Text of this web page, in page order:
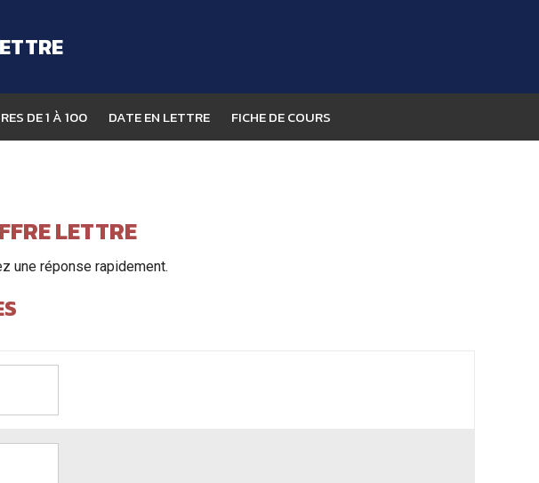
DE 1 À 100 DATE EN LETTRE FICHE DE COURS
LETTRE
une réponse rapidement.